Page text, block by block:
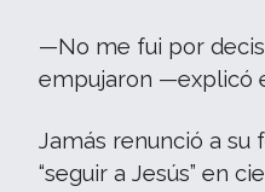
—No me fui por
empujaron —explicó
Jamás renunció a su
“seguir a Jesús” en